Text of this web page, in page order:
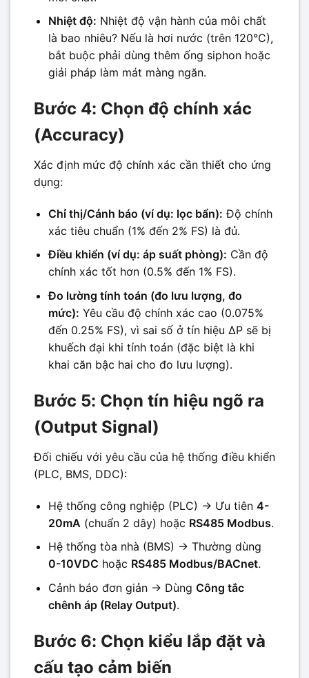
Nhiệt độ: Nhiệt độ vận hành của môi chất
là bao nhiêu? Nếu là hơi nước (trên 120°C),
bắt buộc phải dùng thêm ống siphon hoặc
giải pháp làm mát màng ngăn.
Bước 4: Chọn độ chính xác
(Accuracy)
Xác định mức độ chính xác cần thiết cho ứng
dụng:
Chỉ thị/Cảnh báo (ví dụ: lọc bẩn): Độ chính
xác tiêu chuẩn (1% đến 2% FS) là đủ.
Điều khiển (ví dụ: áp suất phòng): Cần độ
chính xác tốt hơn (0.5% đến 1% FS).
Đo lường tính toán (đo lưu lượng, đo
mức): Yêu cầu độ chính xác cao (0.075%
đến 0.25% FS), vì sai số ở tín hiệu ΔP sẽ bị
khuếch đại khi tính toán (đặc biệt là khi
khai căn bậc hai cho đo lưu lượng).
Bước 5: Chọn tín hiệu ngõ ra
(Output Signal)
Đối chiếu với yêu cầu của hệ thống điều khiển
(PLC, BMS, DDC):
Hệ thống công nghiệp (PLC) -> Ưu tiên 4-
20mA (chuẩn 2 dây) hoặc RS485 Modbus.
Hệ thống tòa nhà (BMS) -> Thường dùng
0-10VDC hoặc RS485 Modbus/BACnet.
Cảnh báo đơn giản -> Dùng Công tắc
chênh áp (Relay Output).
Bước 6: Chọn kiểu lắp đặt và
cấu tạo cảm biến